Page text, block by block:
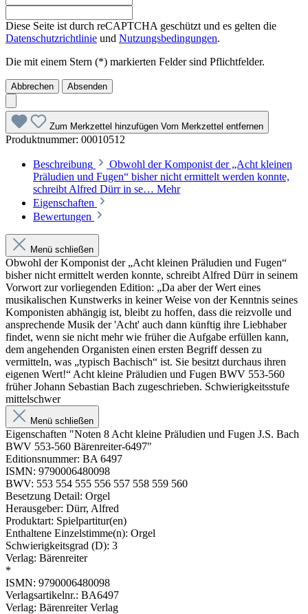
Diese Seite ist durch reCAPTCHA geschützt und es gelten die
Datenschutzrichtlinie und Nutzungsbedingungen.
Die mit einem Stern (*) markierten Felder sind Pflichtfelder.
Abbrechen Absenden
Zum Merkzettel hinzufügen Vom Merkzettel entfernen
Produktnummer: 00010512
Beschreibung
Obwohl der Komponist der „Acht kleinen
Präludien und Fugen“ bisher nicht ermittelt werden konnte,
schreibt Alfred Dürr in se… Mehr
Eigenschaften
Bewertungen
Menü schließen
Obwohl der Komponist der „Acht kleinen Präludien und Fugen“
bisher nicht ermittelt werden konnte, schreibt Alfred Dürr in seinem
Vorwort zur vorliegenden Edition: „Da aber der Wert eines
musikalischen Kunstwerks in keiner Weise von der Kenntnis seines
Komponisten abhängig ist, bleibt zu hoffen, dass die reizvolle und
ansprechende Musik der 'Acht' auch dann künftig ihre Liebhaber
findet, wenn sie nicht mehr wie früher die Aufgabe erfüllen kann,
dem angehenden Organisten einen ersten Begriff dessen zu
vermitteln, was „typisch Bachisch“ ist. Sie besitzt durchaus ihren
eigenen Wert!“ Acht kleine Präludien und Fugen BWV 553-560
früher Johann Sebastian Bach zugeschrieben. Schwierigkeitsstufe
mittelschwer
Menü schließen
Eigenschaften "Noten 8 Acht kleine Präludien und Fugen J.S. Bach
BWV 553-560 Bärenreiter-6497"
Editionsnummer: BA 6497
ISMN: 9790006480098
BWV: 553 554 555 556 557 558 559 560
Besetzung Detail: Orgel
Herausgeber: Dürr, Alfred
Produktart: Spielpartitur(en)
Enthaltene Einzelstimme(n): Orgel
Schwierigkeitsgrad (D): 3
Verlag: Bärenreiter
*
ISMN: 9790006480098
Verlagsartikelnr.: BA6497
Verlag: Bärenreiter Verlag